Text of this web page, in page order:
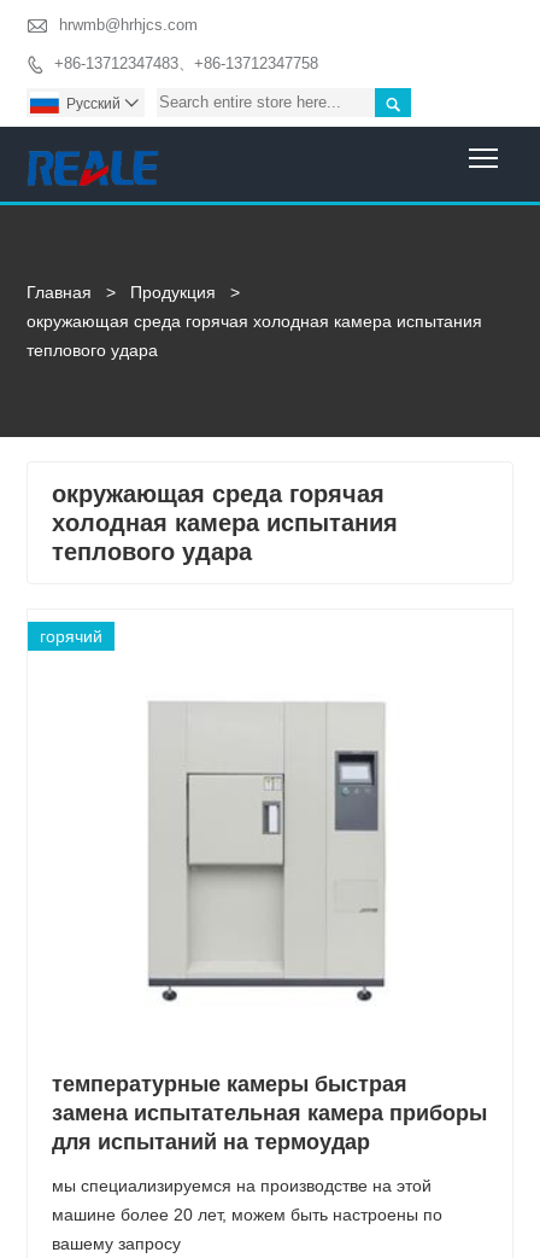
 hrwmb@hrhjcs.com
 +86-13712347483、+86-13712347758

Pусский 
Главная > Продукция
>
окружающая среда горячая холодная камера испытания
теплового удара
окружающая среда горячая
холодная камера испытания
теплового удара
горячий
температурные камеры быстрая
замена испытательная камера приборы
для испытаний на термоудар
мы специализируемся на производстве на этой
машине более 20 лет, можем быть настроены по
вашему запросу